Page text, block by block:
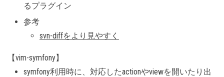
るプラグイン
参考
svn-diffをより見やすく
【vim-symfony】
symfony利用時に、対応したactionやviewを開いたり出